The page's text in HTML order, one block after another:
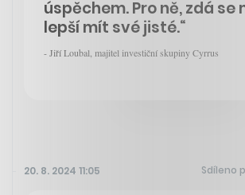
úspěchem. Pro ně, zdá se
lepší mít své jisté.“
- Jiří Loubal, majitel investiční skupiny Cyrrus
20. 8. 2024 11:05 Sdíleno